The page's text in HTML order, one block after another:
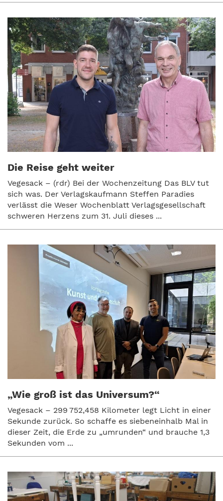
Die Reise geht weiter
Vegesack – (rdr) Bei der Wochenzeitung Das BLV tut
sich was. Der Verlagskaufmann Steffen Paradies
verlässt die Weser Wochenblatt Verlagsgesellschaft
schweren Herzens zum 31. Juli dieses ...
„Wie groß ist das Universum?“
Vegesack – 299 752,458 Kilometer legt Licht in einer
Sekunde zurück. So schaffe es siebeneinhalb Mal in
dieser Zeit, die Erde zu „umrunden“ und brauche 1,3
Sekunden vom ...